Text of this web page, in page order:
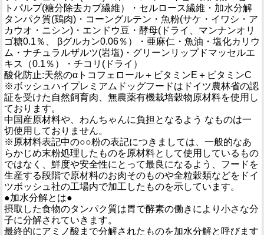
トパルプ(糖分除去カブ繊維）・セルロース繊維・加水分解
タンパク質(鶏肉)・コーングルテン・魚粉(サケ・イワシ・ア
カウオ・ニシン)・エンドウ豆・酵母(ドライ、マンナンオリ
ゴ糖0.1％、 βグルカン0.06％）・亜麻仁・魚油・塩化カリウ
ム・ナチュラルザルツ(岩塩)・グリーンリップドマッセルエ
キス（0.1％）・チコリ(ドライ）
酸化防止:天然のαトコフェロール＋ビタミンE＋ビタミンC
※ボッシュハイプレミアムドッグフードはドイツ農林省の認
証を受けた自然飼育肉、無農薬有機栽培穀物原材料を使用し
ております。
中国産原材料や、わんちゃんに負担となるよう なものは一
切使用しておりません。
※原材料表記中の○○粉の表記につきましては、一般的なあ
らかじめ末粉処理したものを原材料として使用しているもの
ではなく、鮮度や安全性にとって最良になるよう、フードを
生産する段階で原材料のお肉そのものや全粒穀類などをドイ
ツボッシュ社の工場内で加工したものを示しています。
●加水分解とは●
摂取した食物のタンパク質は胃で酵素の働きにより小さな分
子に分解されていきます。
最終的にアミノ酸まで分解されたものを加水分解と呼びます